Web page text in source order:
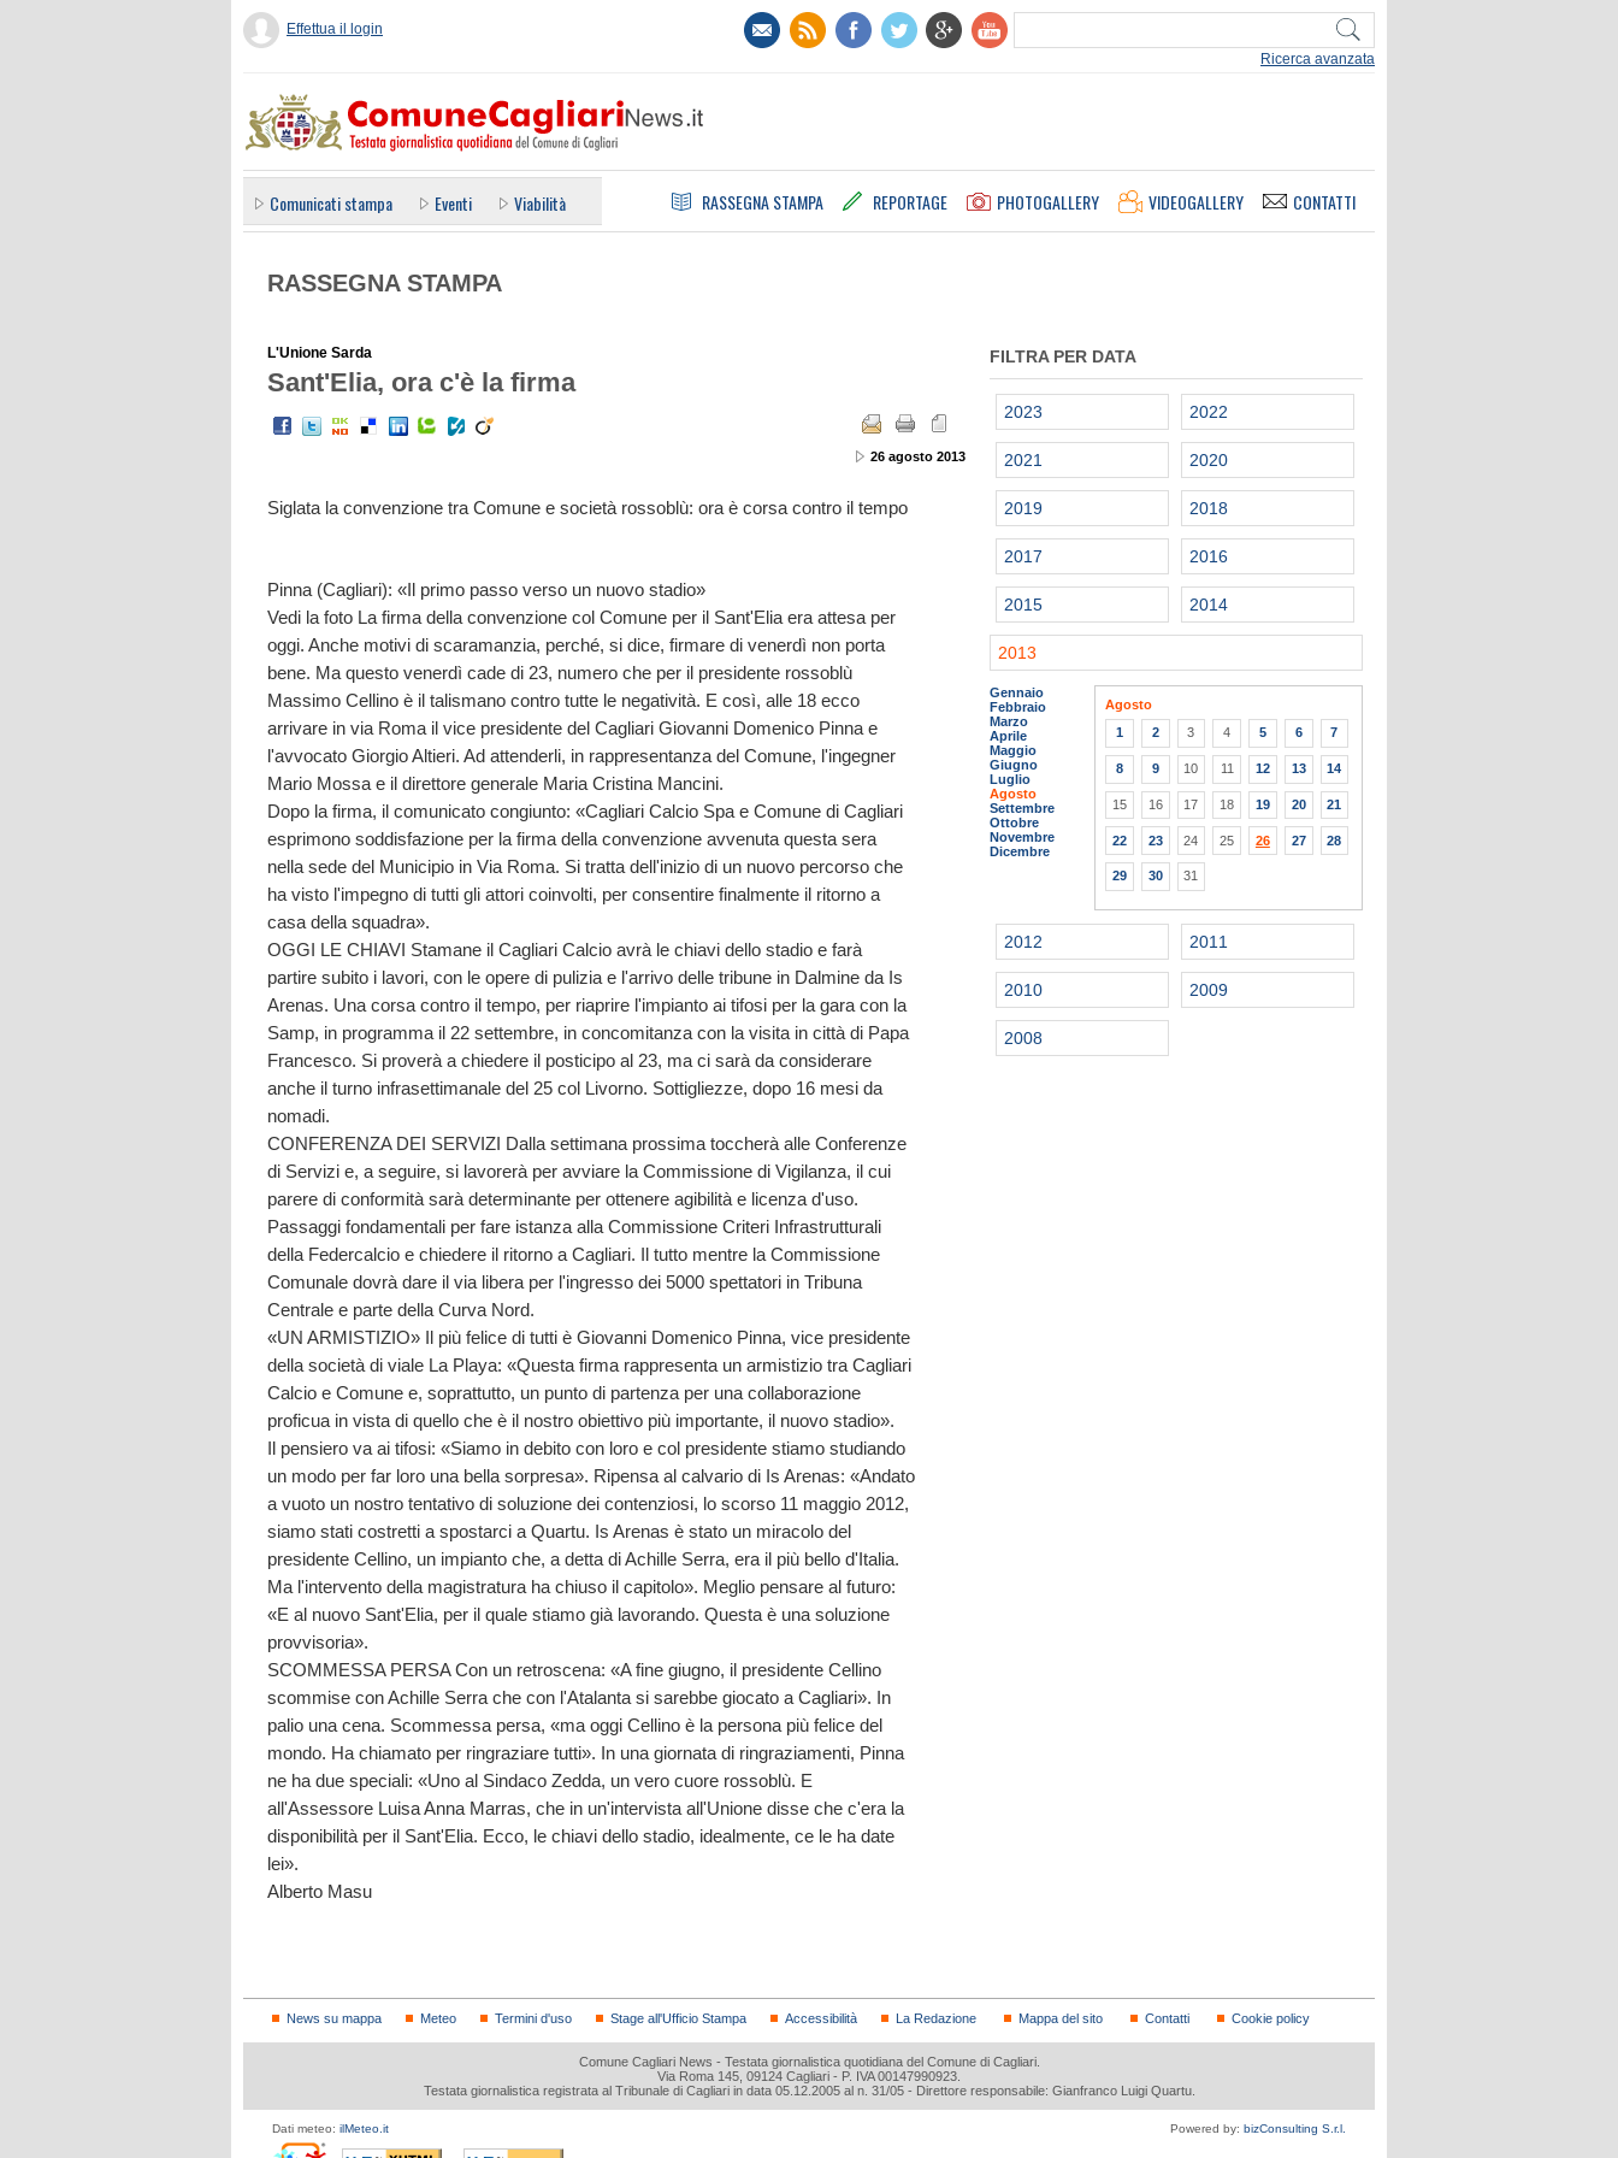
Ricerca avanzata
Effettua il login
Comunicati stampa Eventi Viabilità RASSEGNA STAMPA REPORTAGE PHOTOGALLERY VIDEOGALLERY CONTATTI
RASSEGNA STAMPA
L'Unione Sarda
Sant'Elia, ora c'è la firma
26 agosto 2013
Siglata la convenzione tra Comune e società rossoblù: ora è corsa contro il tempo
Pinna (Cagliari): «Il primo passo verso un nuovo stadio»
Vedi la foto La firma della convenzione col Comune per il Sant'Elia era attesa per
oggi. Anche motivi di scaramanzia, perché, si dice, firmare di venerdì non porta
bene. Ma questo venerdì cade di 23, numero che per il presidente rossoblù
Massimo Cellino è il talismano contro tutte le negatività. E così, alle 18 ecco
arrivare in via Roma il vice presidente del Cagliari Giovanni Domenico Pinna e
l'avvocato Giorgio Altieri. Ad attenderli, in rappresentanza del Comune, l'ingegner
Mario Mossa e il direttore generale Maria Cristina Mancini.
Dopo la firma, il comunicato congiunto: «Cagliari Calcio Spa e Comune di Cagliari
esprimono soddisfazione per la firma della convenzione avvenuta questa sera
nella sede del Municipio in Via Roma. Si tratta dell'inizio di un nuovo percorso che
ha visto l'impegno di tutti gli attori coinvolti, per consentire finalmente il ritorno a
casa della squadra».
OGGI LE CHIAVI Stamane il Cagliari Calcio avrà le chiavi dello stadio e farà
partire subito i lavori, con le opere di pulizia e l'arrivo delle tribune in Dalmine da Is
Arenas. Una corsa contro il tempo, per riaprire l'impianto ai tifosi per la gara con la
Samp, in programma il 22 settembre, in concomitanza con la visita in città di Papa
Francesco. Si proverà a chiedere il posticipo al 23, ma ci sarà da considerare
anche il turno infrasettimanale del 25 col Livorno. Sottigliezze, dopo 16 mesi da
nomadi.
CONFERENZA DEI SERVIZI Dalla settimana prossima toccherà alle Conferenze
di Servizi e, a seguire, si lavorerà per avviare la Commissione di Vigilanza, il cui
parere di conformità sarà determinante per ottenere agibilità e licenza d'uso.
Passaggi fondamentali per fare istanza alla Commissione Criteri Infrastrutturali
della Federcalcio e chiedere il ritorno a Cagliari. Il tutto mentre la Commissione
Comunale dovrà dare il via libera per l'ingresso dei 5000 spettatori in Tribuna
Centrale e parte della Curva Nord.
«UN ARMISTIZIO» Il più felice di tutti è Giovanni Domenico Pinna, vice presidente
della società di viale La Playa: «Questa firma rappresenta un armistizio tra Cagliari
Calcio e Comune e, soprattutto, un punto di partenza per una collaborazione
proficua in vista di quello che è il nostro obiettivo più importante, il nuovo stadio».
Il pensiero va ai tifosi: «Siamo in debito con loro e col presidente stiamo studiando
un modo per far loro una bella sorpresa». Ripensa al calvario di Is Arenas: «Andato
a vuoto un nostro tentativo di soluzione dei contenziosi, lo scorso 11 maggio 2012,
siamo stati costretti a spostarci a Quartu. Is Arenas è stato un miracolo del
presidente Cellino, un impianto che, a detta di Achille Serra, era il più bello d'Italia.
Ma l'intervento della magistratura ha chiuso il capitolo». Meglio pensare al futuro:
«E al nuovo Sant'Elia, per il quale stiamo già lavorando. Questa è una soluzione
provvisoria».
SCOMMESSA PERSA Con un retroscena: «A fine giugno, il presidente Cellino
scommise con Achille Serra che con l'Atalanta si sarebbe giocato a Cagliari». In
palio una cena. Scommessa persa, «ma oggi Cellino è la persona più felice del
mondo. Ha chiamato per ringraziare tutti». In una giornata di ringraziamenti, Pinna
ne ha due speciali: «Uno al Sindaco Zedda, un vero cuore rossoblù. E
all'Assessore Luisa Anna Marras, che in un'intervista all'Unione disse che c'era la
disponibilità per il Sant'Elia. Ecco, le chiavi dello stadio, idealmente, ce le ha date
lei».
Alberto Masu
FILTRA PER DATA
2023 2022
2021 2020
2019 2018
2017 2016
2015 2014
2013
Gennaio
Febbraio
Marzo
Aprile
Maggio
Giugno
Luglio
Agosto
Settembre
Ottobre
Novembre
Dicembre
Agosto
1
2 3 4 5 6 7
8 9 10 11 12 13 14
15 16 17 18 19 20 21
22 23 24 25 26 27 28
29 30 31
2012 2011
2010 2009
2008
News su mappa Meteo Termini d'uso Stage all'Ufficio Stampa Accessibilità La Redazione Mappa del sito Contatti Cookie policy
Comune Cagliari News - Testata giornalistica quotidiana del Comune di Cagliari.
Via Roma 145, 09124 Cagliari - P. IVA 00147990923.
Testata giornalistica registrata al Tribunale di Cagliari in data 05.12.2005 al n. 31/05 - Direttore responsabile: Gianfranco Luigi Quartu.
Dati meteo: ilMeteo.it Powered by: bizConsulting S.r.l.